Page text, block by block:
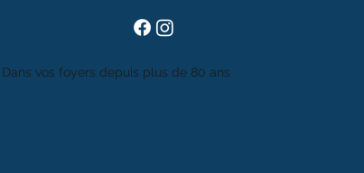
Dans vos foyers depuis plus de 80 ans